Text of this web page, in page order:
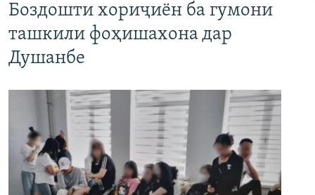
Боздошти хориҷиён ба гумони
ташкили фоҳишахона дар
Душанбе